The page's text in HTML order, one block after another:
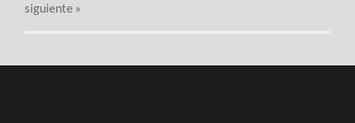
siguiente »